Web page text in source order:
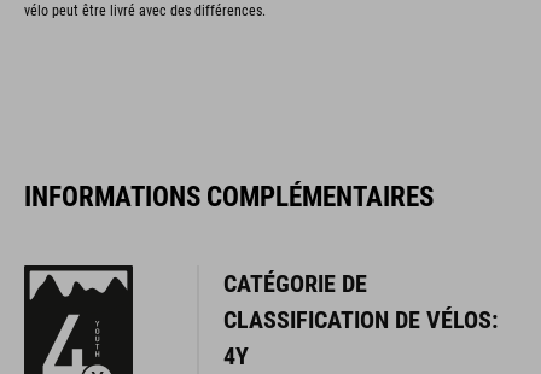
vélo peut être livré avec des différences.
INFORMATIONS COMPLÉMENTAIRES
CATÉGORIE DE
CLASSIFICATION DE VÉLOS:
4Y